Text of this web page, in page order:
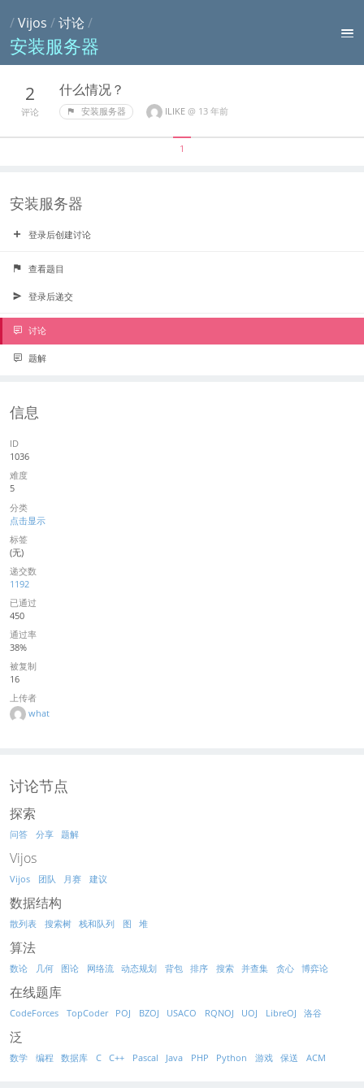
/Vijos /讨论 /
安装服务器
2
评论
什么情况？
安装服务器 ILIKE @ 13 年前
1
安装服务器
登录后创建讨论
查看题目
登录后递交
讨论
题解
信息
ID
1036
难度
5
分类
点击显示
标签
(无)
递交数
1192
已通过
450
通过率
38%
被复制
16
上传者
what
讨论节点
探索
问答 分享 题解
Vijos
Vijos 团队 月赛 建议
数据结构
散列表 搜索树 栈和队列 图 堆
算法
数论 几何 图论 网络流 动态规划 背包 排序 搜索 并查集 贪心 博弈论
在线题库
CodeForces TopCoder POJ BZOJ USACO RQNOJ UOJ LibreOJ 洛谷
泛
数学 编程 数据库 C C++ Pascal Java PHP Python 游戏 保送 ACM